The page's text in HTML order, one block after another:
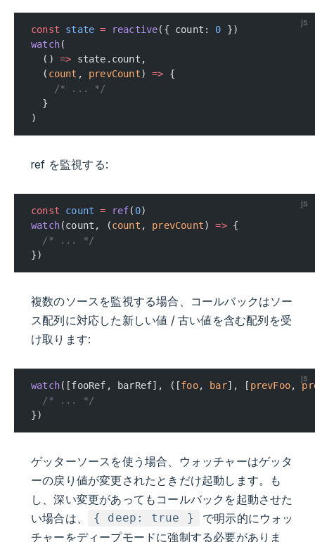
js
const state = reactive({ count: 0 })
watch(
  ()
=> state.count,
  (
count , prevCount) => {
    /* ... */
  }
)
ref を監視する:
js
const count = ref( 0)
watch(count, (count , prevCount) => {
  /* ... */
})
複数のソースを監視する場合、コールバックはソー
ス配列に対応した新しい値 / 古い値を含む配列を受
け取ります:
js
watch([fooRef, barRef], ([foo, bar], [ prevFoo,
  /* ... */
})
ゲッターソースを使う場合、ウォッチャーはゲッタ
ーの戻り値が変更されたときだけ起動します。も
し、深い変更があってもコールバックを起動させた
い場合は、
{ deep: true }
で明示的にウォッ
チャーをディープモードに強制する必要がありま